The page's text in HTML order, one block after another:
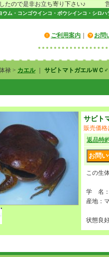
是非お立ち寄り下さい♪ 営業
ム・コンゴウインコ・ボウシインコ・シロハ
ご利用案内 お問
禄 > カエル｜ サビトマトガエルＷＣ♂
サビト
販売価格
返品特
この生
学 名：
産地：
状態良